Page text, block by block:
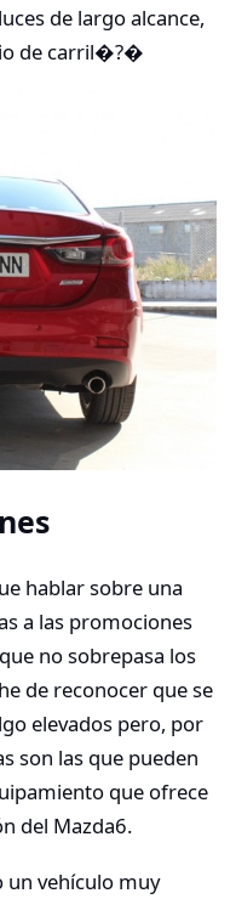
de largo alcance,
de carril�?�
hablar sobre una
a las promociones
no sobrepasa los
de reconocer que se
elevados pero, por
son las que pueden
que ofrece
del Mazda6.
un vehículo muy